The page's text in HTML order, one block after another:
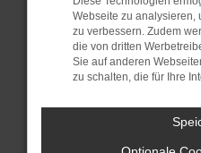
Veraltete Software
Sicherheitsrisiko,
führen, dass
unterstützt werden.
Wende dich an den
Wenn du alle oben
hast, kontaktiere uns
Webseite zu analysieren,
zu verbessern. Zudem
die von dritten
Sie auf anderen
zu schalten, die für Ihre